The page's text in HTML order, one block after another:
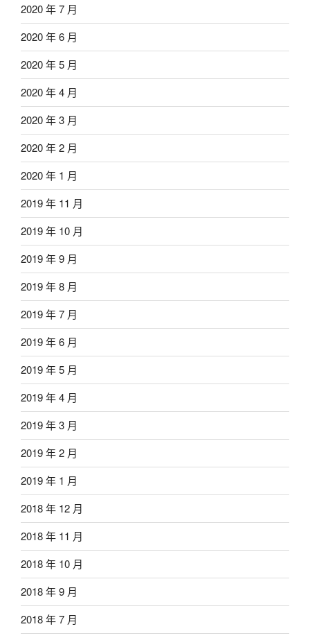
2020 年 7 月
2020 年 6 月
2020 年 5 月
2020 年 4 月
2020 年 3 月
2020 年 2 月
2020 年 1 月
2019 年 11 月
2019 年 10 月
2019 年 9 月
2019 年 8 月
2019 年 7 月
2019 年 6 月
2019 年 5 月
2019 年 4 月
2019 年 3 月
2019 年 2 月
2019 年 1 月
2018 年 12 月
2018 年 11 月
2018 年 10 月
2018 年 9 月
2018 年 7 月